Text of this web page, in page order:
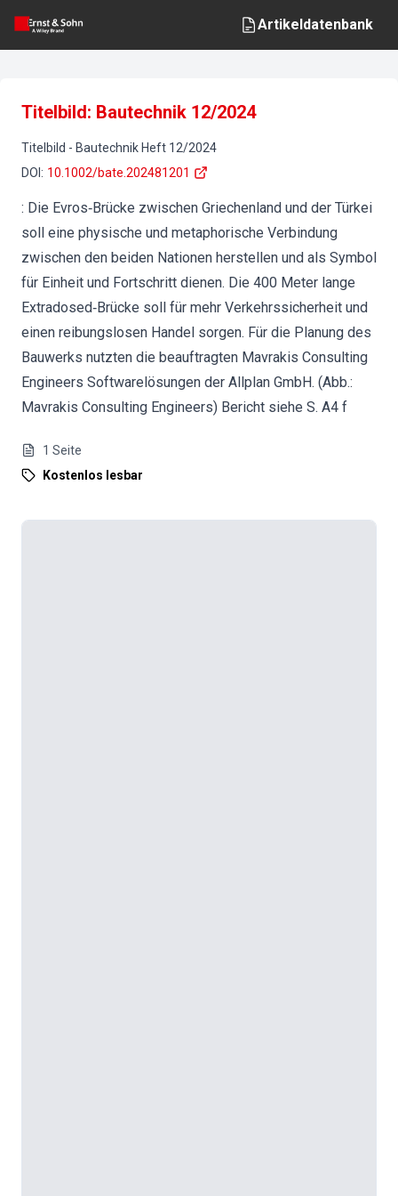
Artikeldatenbank
Titelbild: Bautechnik 12/2024
Titelbild - Bautechnik Heft 12/2024
DOI : 10.1002/bate.202481201
: Die Evros‐Brücke zwischen Griechenland und der Türkei
soll eine physische und metaphorische Verbindung
zwischen den beiden Nationen herstellen und als Symbol
für Einheit und Fortschritt dienen. Die 400 Meter lange
Extradosed‐Brücke soll für mehr Verkehrssicherheit und
einen reibungslosen Handel sorgen. Für die Planung des
Bauwerks nutzten die beauftragten Mavrakis Consulting
Engineers Softwarelösungen der Allplan GmbH. (Abb.:
Mavrakis Consulting Engineers) Bericht siehe S. A4 f
1 Seite
Kostenlos lesbar